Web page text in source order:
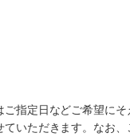
指定日などご希望にそ
いただきます。なお